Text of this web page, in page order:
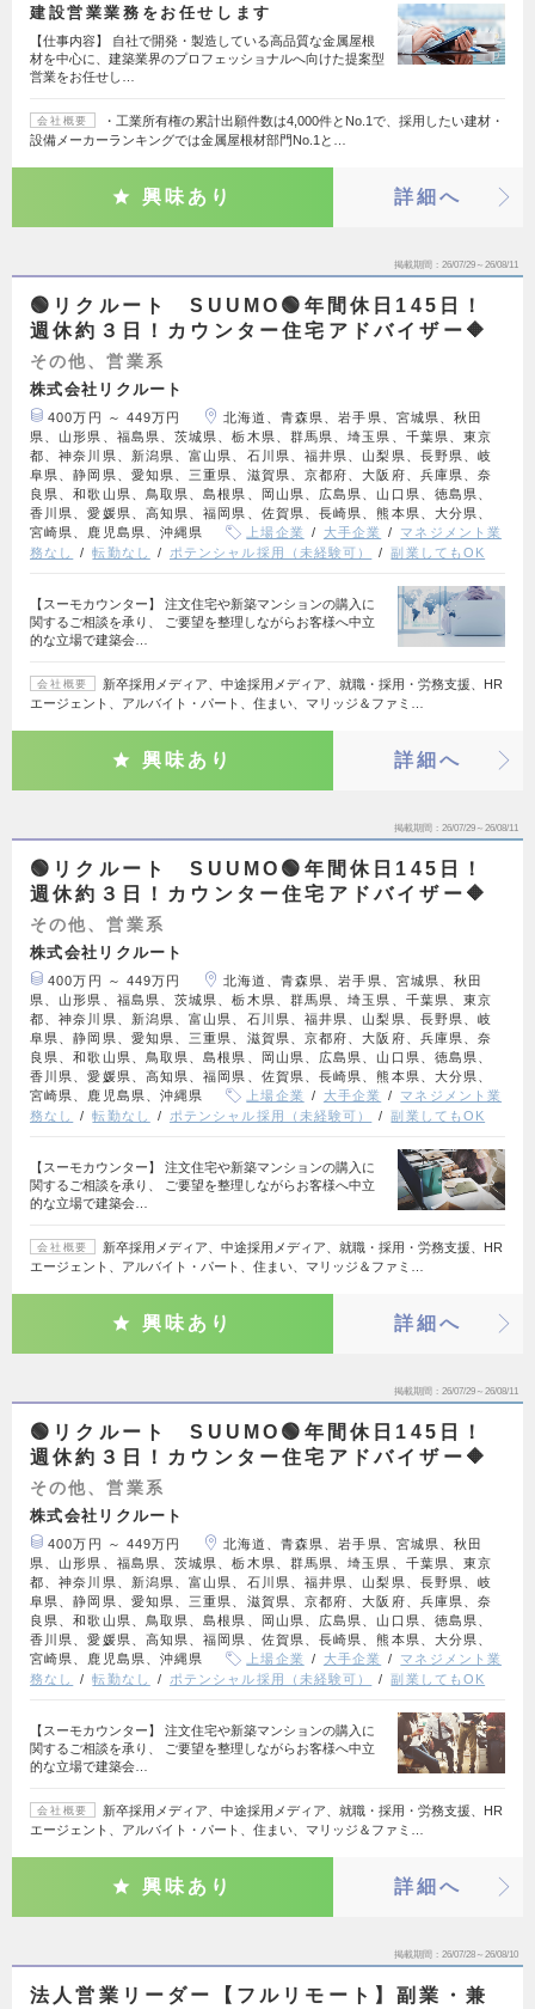
建設営業業務をお任せします
【仕事内容】 自社で開発・製造している高品質な金属屋根
材を中心に、建築業界のプロフェッショナルへ向けた提案型
営業をお任せし…
会社概要
・工業所有権の累計出願件数は4,000件とNo.1で、採用したい建材・
設備メーカーランキングでは金属屋根材部門No.1と…
興味あり 詳細へ
掲載期間 26/07/29～26/08/11
🟢リクルート SUUMO🟢年間休日145日！
週休約３日！カウンター住宅アドバイザー🔶
その他、営業系
株式会社リクルート
400万円 ～ 449万円
北海道、青森県、岩手県、宮城県、秋田
県、山形県、福島県、茨城県、栃木県、群馬県、埼玉県、千葉県、東京
都、神奈川県、新潟県、富山県、石川県、福井県、山梨県、長野県、岐
阜県、静岡県、愛知県、三重県、滋賀県、京都府、大阪府、兵庫県、奈
良県、和歌山県、鳥取県、島根県、岡山県、広島県、山口県、徳島県、
香川県、愛媛県、高知県、福岡県、佐賀県、長崎県、熊本県、大分県、
宮崎県、鹿児島県、沖縄県
上場企業 大手企業
マネジメント業
務なし
転勤なし ポテンシャル採用（未経験可） 副業してもOK
【スーモカウンター】 注文住宅や新築マンションの購入に
関するご相談を承り、 ご要望を整理しながらお客様へ中立
的な立場で建築会…
会社概要
新卒採用メディア、中途採用メディア、就職・採用・労務支援、HR
エージェント、アルバイト・パート、住まい、マリッジ＆ファミ…
興味あり 詳細へ
掲載期間 26/07/29～26/08/11
🟢リクルート SUUMO🟢年間休日145日！
週休約３日！カウンター住宅アドバイザー🔶
その他、営業系
株式会社リクルート
400万円 ～ 449万円
北海道、青森県、岩手県、宮城県、秋田
県、山形県、福島県、茨城県、栃木県、群馬県、埼玉県、千葉県、東京
都、神奈川県、新潟県、富山県、石川県、福井県、山梨県、長野県、岐
阜県、静岡県、愛知県、三重県、滋賀県、京都府、大阪府、兵庫県、奈
良県、和歌山県、鳥取県、島根県、岡山県、広島県、山口県、徳島県、
香川県、愛媛県、高知県、福岡県、佐賀県、長崎県、熊本県、大分県、
宮崎県、鹿児島県、沖縄県
上場企業 大手企業
マネジメント業
務なし
転勤なし ポテンシャル採用（未経験可） 副業してもOK
【スーモカウンター】 注文住宅や新築マンションの購入に
関するご相談を承り、 ご要望を整理しながらお客様へ中立
的な立場で建築会…
会社概要
新卒採用メディア、中途採用メディア、就職・採用・労務支援、HR
エージェント、アルバイト・パート、住まい、マリッジ＆ファミ…
興味あり 詳細へ
掲載期間 26/07/29～26/08/11
🟢リクルート SUUMO🟢年間休日145日！
週休約３日！カウンター住宅アドバイザー🔶
その他、営業系
株式会社リクルート
400万円 ～ 449万円
北海道、青森県、岩手県、宮城県、秋田
県、山形県、福島県、茨城県、栃木県、群馬県、埼玉県、千葉県、東京
都、神奈川県、新潟県、富山県、石川県、福井県、山梨県、長野県、岐
阜県、静岡県、愛知県、三重県、滋賀県、京都府、大阪府、兵庫県、奈
良県、和歌山県、鳥取県、島根県、岡山県、広島県、山口県、徳島県、
香川県、愛媛県、高知県、福岡県、佐賀県、長崎県、熊本県、大分県、
宮崎県、鹿児島県、沖縄県
上場企業 大手企業
マネジメント業
務なし
転勤なし ポテンシャル採用（未経験可） 副業してもOK
【スーモカウンター】 注文住宅や新築マンションの購入に
関するご相談を承り、 ご要望を整理しながらお客様へ中立
的な立場で建築会…
会社概要
新卒採用メディア、中途採用メディア、就職・採用・労務支援、HR
エージェント、アルバイト・パート、住まい、マリッジ＆ファミ…
興味あり 詳細へ
掲載期間 26/07/28～26/08/10
法人営業リーダー【フルリモート】副業・兼